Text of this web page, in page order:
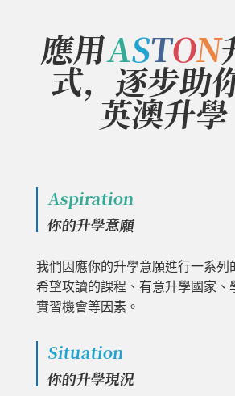
應用 ASTON
式，逐步助
英澳升學
Aspiration
你的升學意願
我們因應你的升學意願進行一系列
希望攻讀的課程、有意升學國家、
實習機會等因素。
Situation
你的升學現況